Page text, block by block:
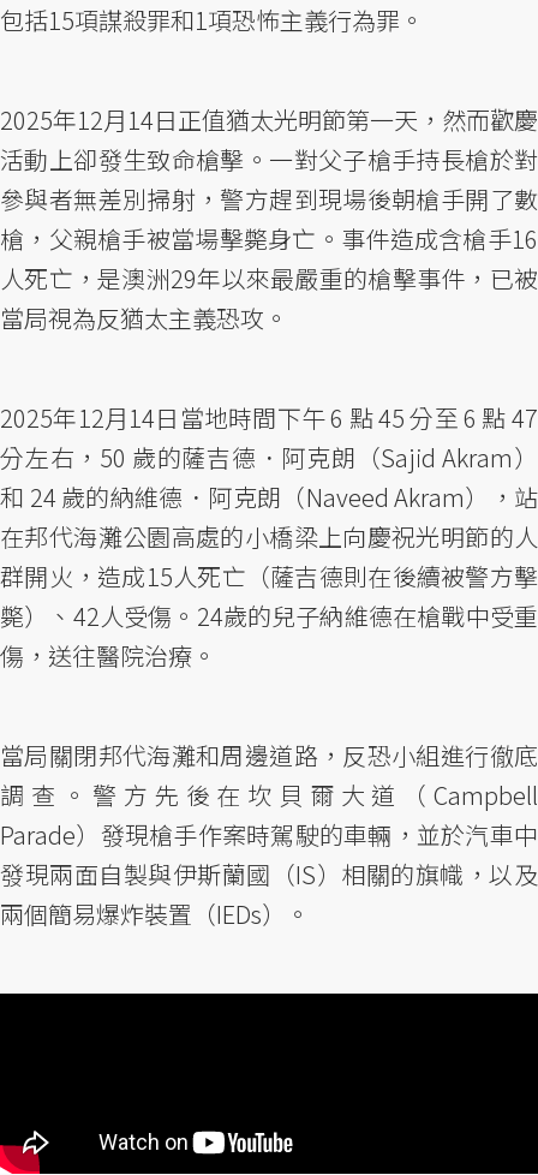
包括15項謀殺罪和1項恐怖主義行為罪。
2025年12月14日正值猶太光明節第一天，然而歡慶
活動上卻發生致命槍擊。一對父子槍手持長槍於對
參與者無差別掃射，警方趕到現場後朝槍手開了數
槍，父親槍手被當場擊斃身亡。事件造成含槍手16
人死亡，是澳洲29年以來最嚴重的槍擊事件，已被
當局視為反猶太主義恐攻。
2025年12月14日當地時間下午 6 點 45 分至 6 點 47
分左右，50 歲的薩吉德．阿克朗（Sajid Akram）
和 24 歲的納維德．阿克朗（Naveed Akram），站
在邦代海灘公園高處的小橋梁上向慶祝光明節的人
群開火，造成15人死亡（薩吉德則在後續被警方擊
斃）、42人受傷。24歲的兒子納維德在槍戰中受重
傷，送往醫院治療。
當局關閉邦代海灘和周邊道路，反恐小組進行徹底
調查。警方先後在坎貝爾大道（Campbell
Parade）發現槍手作案時駕駛的車輛，並於汽車中
發現兩面自製與伊斯蘭國（IS）相關的旗幟，以及
兩個簡易爆炸裝置（IEDs）。